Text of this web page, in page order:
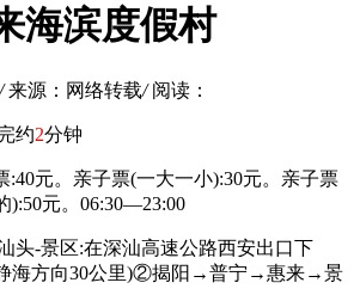
海滨度假村
/ 来源：网络转载/ 阅读：
约2分钟
:40元。亲子票(一大一小):30元。亲子票
):50元。06:30—23:00
头-景区:在深汕高速公路西安出口下
海方向30公里)②揭阳→普宁→惠来→景